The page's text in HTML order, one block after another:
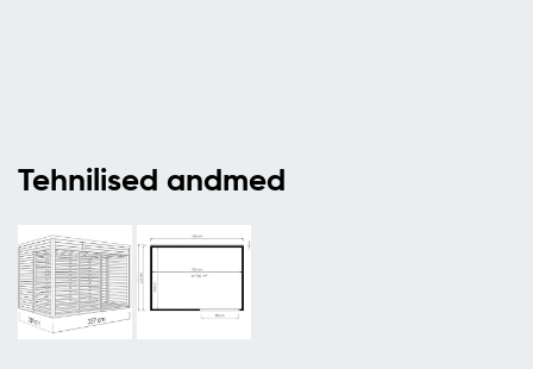
Tehnilised andmed